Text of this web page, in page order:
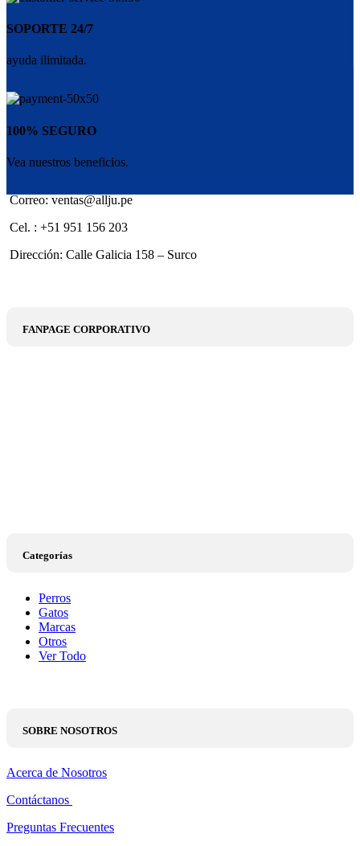
SOPORTE 24/7
ayuda ilimitada.
100% SEGURO
Vea nuestros beneficios.
Correo: ventas@allju.pe
Cel. : +51 951 156 203
Dirección: Calle Galicia 158 – Surco
FANPAGE CORPORATIVO
Categorías
Perros
Gatos
Marcas
Otros
Ver Todo
SOBRE NOSOTROS
Acerca de Nosotros
Contáctanos
Preguntas Frecuentes